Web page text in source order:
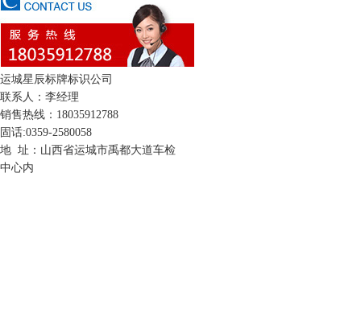
运城星辰标牌标识公司
联系人：李经理
销售热线：18035912788
固话:0359-2580058
地 址：山西省运城市禹都大道车检
中心内